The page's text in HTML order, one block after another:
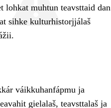
lohkat muhtun teavsttaid dan
sihke kulturhistorjjálaš
váikkuhanfápmu ja
gielalaš, teavsttalaš ja